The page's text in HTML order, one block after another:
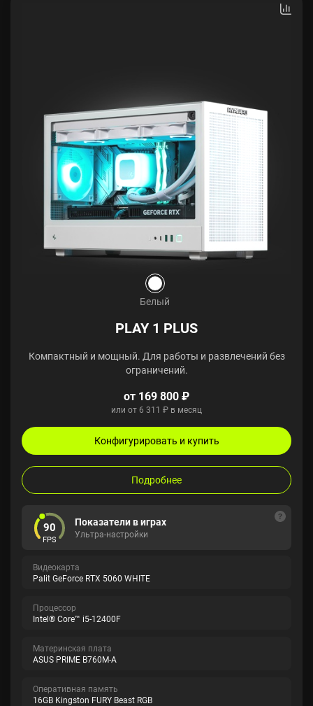
Белый
PLAY 1 PLUS
Компактный и мощный. Для работы и развлечений без
ограничений.
от 169 800 ₽
или от 6 311 ₽ в месяц
Конфигурировать и купить
Подробнее
90
FPS
Показатели в играх
Ультра-настройки
Видеокарта
Palit GeForce RTX 5060 WHITE
Процессор
Intel® Core™ i5-12400F
Материнская плата
ASUS PRIME B760M-A
Оперативная память
16GB Kingston FURY Beast RGB